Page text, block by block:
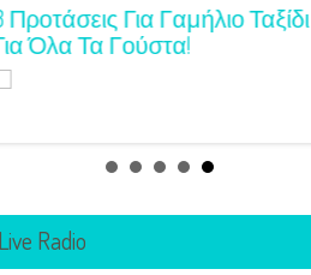
Προτάσεις Για Γαμήλιο Ταξίδι
Όλα Τα Γούστα!
Live Radio